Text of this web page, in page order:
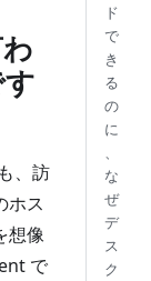
、訪
ホス
想像
で
ド
で
き
る
の
に
、
な
ぜ
デ
ス
ク